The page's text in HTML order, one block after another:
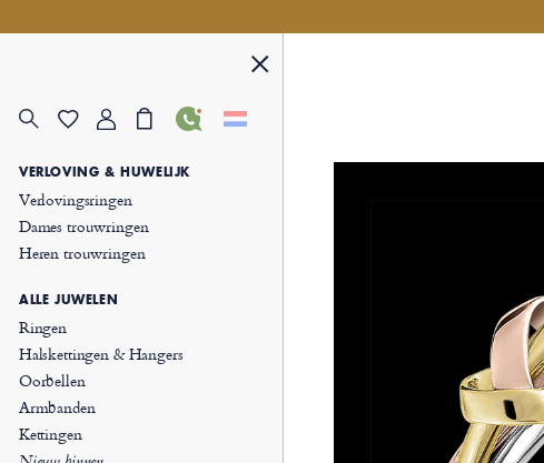
VERLOVING & HUWELIJK
Verlovingsringen
Dames trouwringen
Heren trouwringen
ALLE JUWELEN
Ringen
Halskettingen & Hangers
Oorbellen
Armbanden
Kettingen